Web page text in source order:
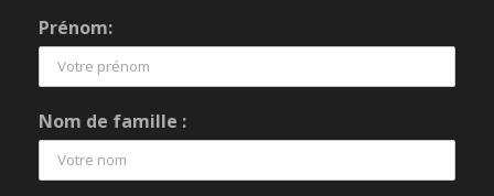
Prénom:
Nom de famille :